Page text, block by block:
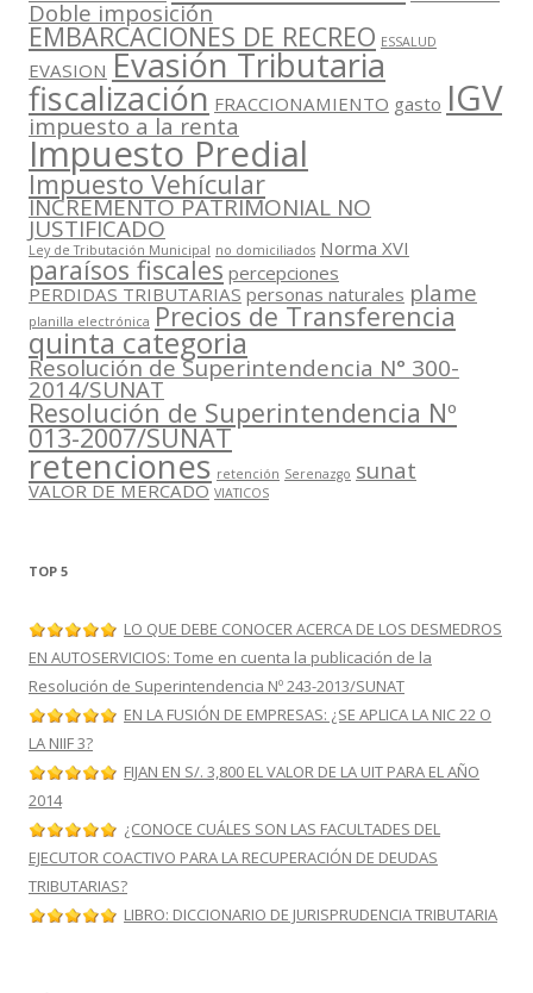
Doble imposición
EMBARCACIONES DE RECREO ESSALUD
EVASION Evasión Tributaria
fiscalización FRACCIONAMIENTO gasto IGV
impuesto a la renta
Impuesto Predial
Impuesto Vehícular
INCREMENTO PATRIMONIAL NO
JUSTIFICADO
Ley de Tributación Municipal no domiciliados Norma XVI
paraísos fiscales percepciones
PERDIDAS TRIBUTARIAS personas naturales plame
planilla electrónica Precios de Transferencia
quinta categoria
Resolución de Superintendencia N° 300-
2014/SUNAT
Resolución de Superintendencia Nº
013-2007/SUNAT
retenciones retención Serenazgo sunat
VALOR DE MERCADO VIATICOS
TOP 5
LO QUE DEBE CONOCER ACERCA DE LOS DESMEDROS
EN AUTOSERVICIOS: Tome en cuenta la publicación de la
Resolución de Superintendencia Nº 243-2013/SUNAT
EN LA FUSIÓN DE EMPRESAS: ¿SE APLICA LA NIC 22 O
LA NIIF 3?
FIJAN EN S/. 3,800 EL VALOR DE LA UIT PARA EL AÑO
2014
¿CONOCE CUÁLES SON LAS FACULTADES DEL
EJECUTOR COACTIVO PARA LA RECUPERACIÓN DE DEUDAS
TRIBUTARIAS?
LIBRO: DICCIONARIO DE JURISPRUDENCIA TRIBUTARIA